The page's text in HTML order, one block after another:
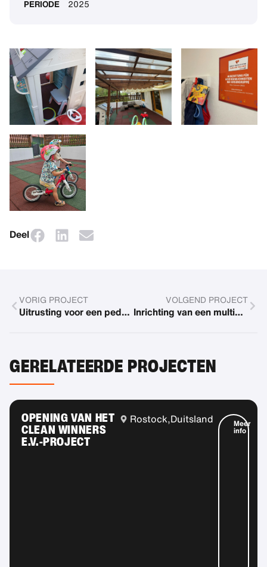
PERIODE 2025
Deel
VORIG PROJECT
Uitrusting voor een pedagogische speelruimte
VOLGEND PROJECT
Inrichting van een multisensorische ruimte
GERELATEERDE PROJECTEN
OPENING VAN HET
CLEAN WINNERS
E.V.-PROJECT
Rostock,Duitsland Meer
info